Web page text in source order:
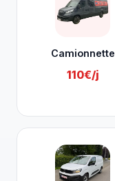
Camionnette
110€/j